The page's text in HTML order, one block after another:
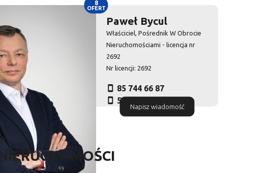
Paweł Bycul
Właściciel, Pośrednik W Obrocie
Nieruchomościami - licencja nr
2692
Nr licencji: 2692
85 744 66 87
516 010 972
Napisz wiadomość
8
OFERT
NIERUCHOMOŚCI